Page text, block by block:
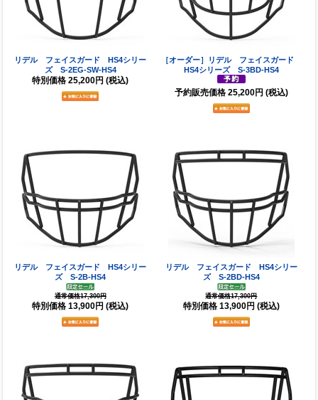
リデル フェイスガード HS4シリー
ズ S-2EG-SW-HS4
特別価格 25,200円 (税込)
［オーダー］リデル フェイスガード
HS4シリーズ S-3BD-HS4
予約販売価格 25,200円 (税込)
リデル フェイスガード HS4シリー
ズ S-2B-HS4
通常価格17,300円
特別価格 13,900円 (税込)
リデル フェイスガード HS4シリー
ズ S-2BD-HS4
通常価格17,300円
特別価格 13,900円 (税込)